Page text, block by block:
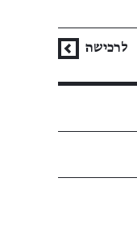
לרכישה